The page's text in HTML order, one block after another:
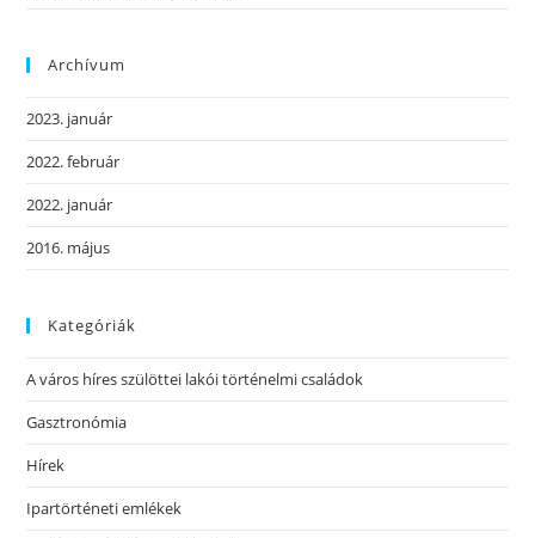
Archívum
2023. január
2022. február
2022. január
2016. május
Kategóriák
A város híres szülöttei lakói történelmi családok
Gasztronómia
Hírek
Ipartörténeti emlékek